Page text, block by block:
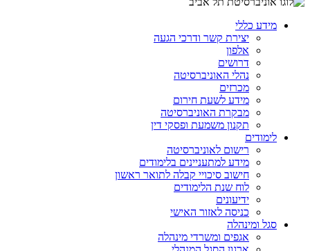
מידע כללי
יצירת קשר ודרכי הגעה
אלפון
דרושים
נהלי האוניברסיטה
מכרזים
מידע לשעת חירום
מבקרת האוניברסיטה
תקנון משמעת ופסקי דין
לימודים
רישום לאוניברסיטה
מידע למתעניינים בלימודים
חישוב סיכויי קבלה לתואר ראשון
לוח שנת הלימודים
ידיעונים
כניסה לאזור האישי
סגל ומינהלה
אגפים ומשרדי מינהלה